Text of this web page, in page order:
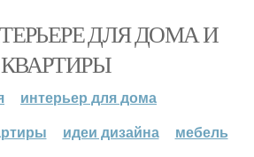
ДЛЯ ДОМА И
КВАРТИРЫ
интерьер для дома
идеи дизайна мебель